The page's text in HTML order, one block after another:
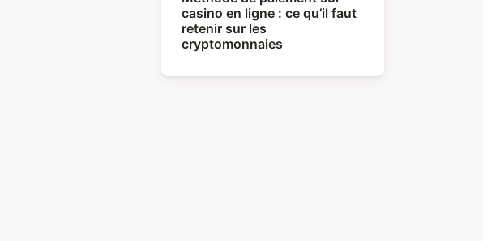
casino en ligne : ce qu’il faut
retenir sur les
cryptomonnaies